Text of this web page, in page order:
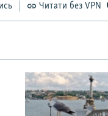
Читати без VPN